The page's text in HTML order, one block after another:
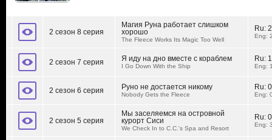
2 сезон 8 серия
Магия Руна работает слишком
хорошо
The Fleece Works Its Magic Too Well
Ru:
Eng:
2 сезон 7 серия Я иду на дно вместе с кораблем
I Go Down With the Ship
Ru:
Eng:
2 сезон 6 серия Руно не достается никому
Nobody Gets the Fleece
Ru:
Eng:
2 сезон 5 серия
Мы заселяемся на островной
курорт Сиси
We Check In to C.C.'s Spa and Resort
Ru:
Eng: